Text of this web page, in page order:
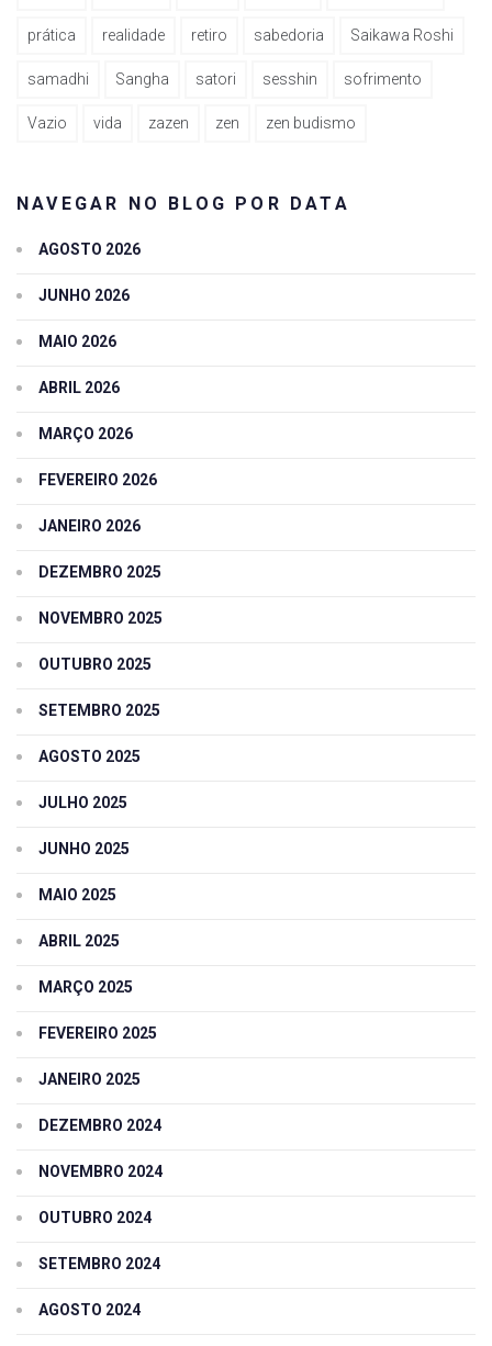
prática realidade retiro sabedoria Saikawa Roshi
samadhi Sangha satori sesshin sofrimento
Vazio vida zazen zen zen budismo
NAVEGAR NO BLOG POR DATA
AGOSTO 2026
JUNHO 2026
MAIO 2026
ABRIL 2026
MARÇO 2026
FEVEREIRO 2026
JANEIRO 2026
DEZEMBRO 2025
NOVEMBRO 2025
OUTUBRO 2025
SETEMBRO 2025
AGOSTO 2025
JULHO 2025
JUNHO 2025
MAIO 2025
ABRIL 2025
MARÇO 2025
FEVEREIRO 2025
JANEIRO 2025
DEZEMBRO 2024
NOVEMBRO 2024
OUTUBRO 2024
SETEMBRO 2024
AGOSTO 2024